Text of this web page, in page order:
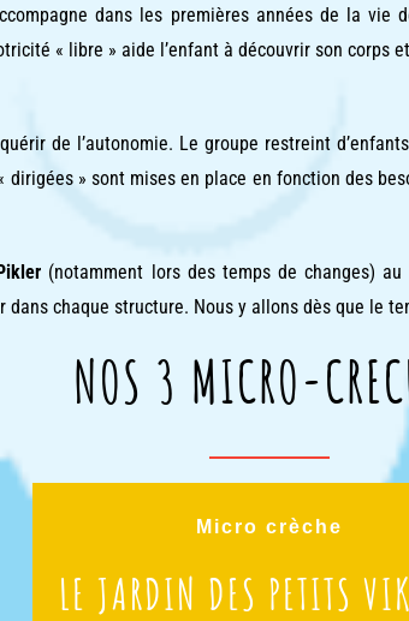
dans les premières années de la
« libre » aide l’enfant à découvrir son corps
de l’autonomie. Le groupe restreint d’enfants
» sont mises en place en fonction des
(notamment lors des temps de changes)
chaque structure. Nous y allons dès que le
NOS 3 MICRO-
Micro crèche
LE JARDIN DES PETITS